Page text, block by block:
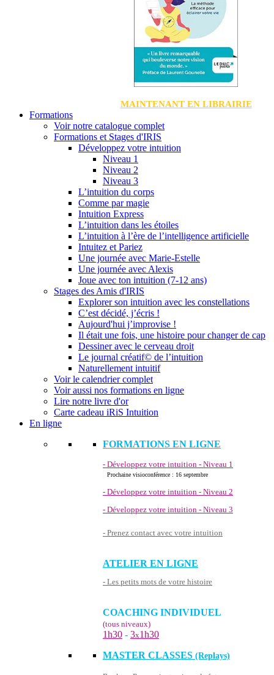
MAINTENANT EN LIBRAIRIE
Formations
Voir notre catalogue complet
Formations et Stages d'IRIS
Développez votre intuition
Niveau 1
Niveau 2
Niveau 3
L’intuition du corps
Comme par magie
Intuition Express
L’intuition dans les étoiles
L’intuition à l’ère de l’intelligence artificielle
Intuitez et Pariez
Une journée avec Marie-Estelle
Une journée avec Alexis
Joue avec ton intuition (7-12 ans)
Stages des Amis d'IRIS
Explorer son intuition avec les constellations
C’est décidé, j’écris !
Aujourd'hui j’improvise !
Il était une fois, une histoire pour changer de cap
Dessiner avec le cerveau droit
Le journal créatif© de l’intuition
Naturellement intuitif
Voir le calendrier complet
Voir aussi nos formations en ligne
Lire notre livre d'or
Carte cadeau iRiS Intuition
En ligne
FORMATIONS EN LIGNE
- Développez votre intuition - Niveau 1
Prochaine visioconférence : 16 septembre
- Développez votre intuition - Niveau 2
- Développez votre intuition - Niveau 3
- Prenez contact avec votre intuition
ATELIER EN LIGNE
- Les petits mots de votre histoire
COACHING INDIVIDUEL
(tous niveaux)
1h30 - 3x1h30
MASTER CLASSES (Replays)